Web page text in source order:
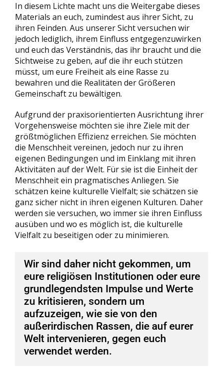
In diesem Lichte macht uns die Weitergabe dieses
Materials an euch, zumindest aus ihrer Sicht, zu
ihren Feinden. Aus unserer Sicht versuchen wir
jedoch lediglich, ihrem Einfluss entgegenzuwirken
und euch das Verständnis, das ihr braucht und die
Sichtweise zu geben, auf die ihr euch stützen
müsst, um eure Freiheit als eine Rasse zu
bewahren und die Realitäten der Größeren
Gemeinschaft zu bewältigen.
Aufgrund der praxisorientierten Ausrichtung ihrer
Vorgehensweise möchten sie ihre Ziele mit der
größtmöglichen Effizienz erreichen. Sie möchten
die Menschheit vereinen, jedoch nur zu ihren
eigenen Bedingungen und im Einklang mit ihren
Aktivitäten auf der Welt. Für sie ist die Einheit der
Menschheit ein pragmatisches Anliegen. Sie
schätzen keine kulturelle Vielfalt; sie schätzen sie
ganz sicher nicht in ihren eigenen Kulturen. Daher
werden sie versuchen, wo immer sie ihren Einfluss
ausüben und wo es möglich ist, die kulturelle
Vielfalt zu beseitigen oder zu minimieren.
Wir sind daher nicht gekommen, um
eure religiösen Institutionen oder eure
grundlegendsten Impulse und Werte
zu kritisieren, sondern um
aufzuzeigen, wie sie von den
außerirdischen Rassen, die auf eurer
Welt intervenieren, gegen euch
verwendet werden.